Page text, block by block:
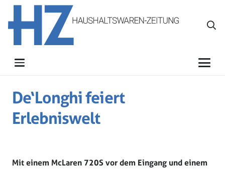
De‘Longhi feiert
Erlebniswelt
Mit einem McLaren 720S vor dem Eingang und einem